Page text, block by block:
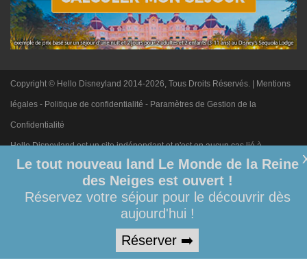
Copyright © Hello Disneyland 2014-2026, Tous Droits Réservés. | Mentions
légales - Politique de confidentialité - Paramètres de Gestion de la
Confidentialité
Hello Disneyland est un site indépendant et n'est en aucun cas lié à
Disneyland Paris. Toute demande adressée à Disneyland Paris sera
ignorée. Merci de votre compréhension.
Le tout nouveau land Le Monde de la Reine
des Neiges est ouvert !
Réservez votre séjour pour le découvrir dès
aujourd'hui !
Réserver ➡️